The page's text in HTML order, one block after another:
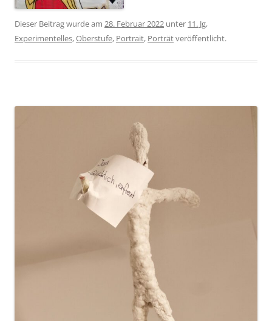
Dieser Beitrag wurde am 28. Februar 2022 unter 11. Jg,
Experimentelles,Oberstufe, Portrait, Porträtveröffentlicht.